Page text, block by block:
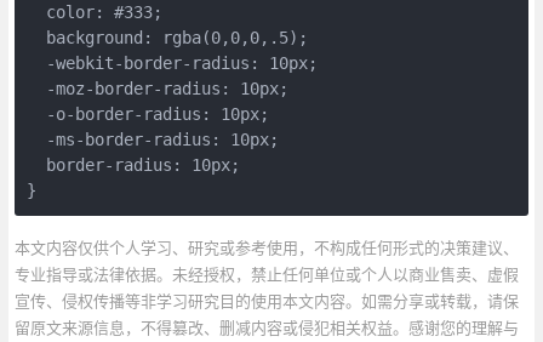
color: #333;
background: rgba(0,0,0,.5);
-webkit-border-radius: 10px;
-moz-border-radius: 10px;
-o-border-radius: 10px;
-ms-border-radius: 10px;
border-radius: 10px;
}
本文内容仅供个人学习、研究或参考使用，不构成任何形式的决策建议、
专业指导或法律依据。未经授权，禁止任何单位或个人以商业售卖、虚假
宣传、侵权传播等非学习研究目的使用本文内容。如需分享或转载，请保
留原文来源信息，不得篡改、删减内容或侵犯相关权益。感谢您的理解与